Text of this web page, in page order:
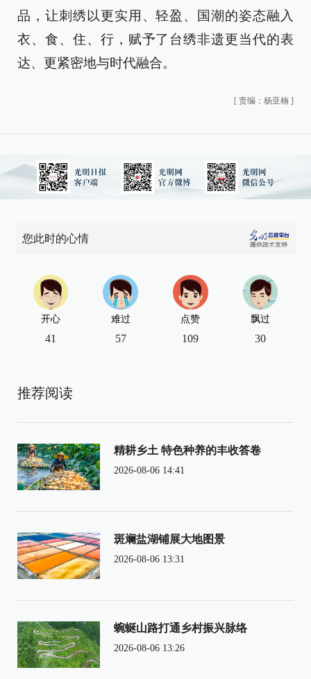
品，让刺绣以更实用、轻盈、国潮的姿态融入
衣、食、住、行，赋予了台绣非遗更当代的表
达、更紧密地与时代融合。
[ 责编：杨亚楠 ]
您此时的心情
开心
41
难过
57
点赞
109
飘过
30
推荐阅读
精耕乡土 特色种养的丰收答卷
2026-08-06 14:41
斑斓盐湖铺展大地图景
2026-08-06 13:31
蜿蜒山路打通乡村振兴脉络
2026-08-06 13:26